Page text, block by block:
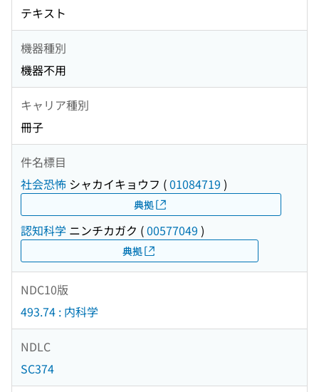
テキスト
機器種別
機器不用
キャリア種別
冊子
件名標目
社会恐怖 シャカイキョウフ (01084719 )
典拠
認知科学 ニンチカガク (00577049 )
典拠
NDC10版
493.74 : 内科学
NDLC
SC374